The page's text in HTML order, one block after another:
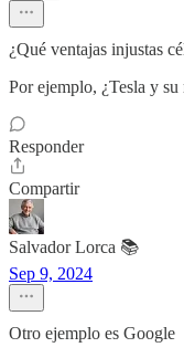
¿Qué ventajas injustas
Por ejemplo, ¿Tesla y su
Responder
Compartir
Salvador Lorca 📚
Sep 9, 2024
Otro ejemplo es Google